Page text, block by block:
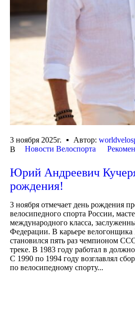
3 ноября 2025г. Автор:
В
Новости Велоспорта
Юрий Андреевич
рождения!
3 ноября отмечает день рождения
велосипедного спорта России,
международного класса,
Федерации. В карьере
становился пять раз чемпионом
треке. В 1983 году работал в
С 1990 по 1994 году возглавлял
по велосипедному спорту...